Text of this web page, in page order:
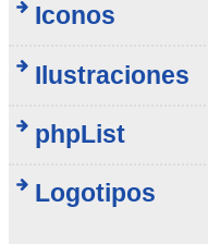
Iconos
Ilustraciones
phpList
Logotipos